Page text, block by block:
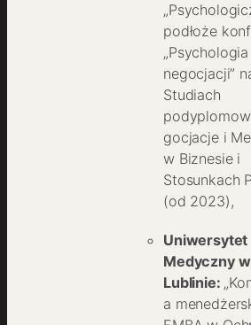
podłoże
„Psychologia
negocjacji”
Studiach
gocjacje i
w Biznesie i
Stosunkach
(od 2023),
Uniwersytet
Medyczny w
Lublinie:
a